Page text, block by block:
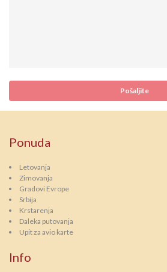
Ponuda
Letovanja
Zimovanja
Gradovi Evrope
Srbija
Krstarenja
Daleka putovanja
Upit za avio karte
Info